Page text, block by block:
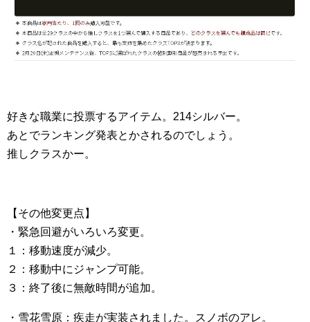
好きな職業に投票するアイテム。214シルバー。
あとでランキング発表とかされるのでしょう。
推しクラスかー。
【その他変更点】
・緊急回避がいろいろ変更。
１：移動速度が減少。
２：移動中にジャンプ可能。
３：終了後に無敵時間が追加。
・雪花雪原：疾走が実装されました。スノボのアレ。